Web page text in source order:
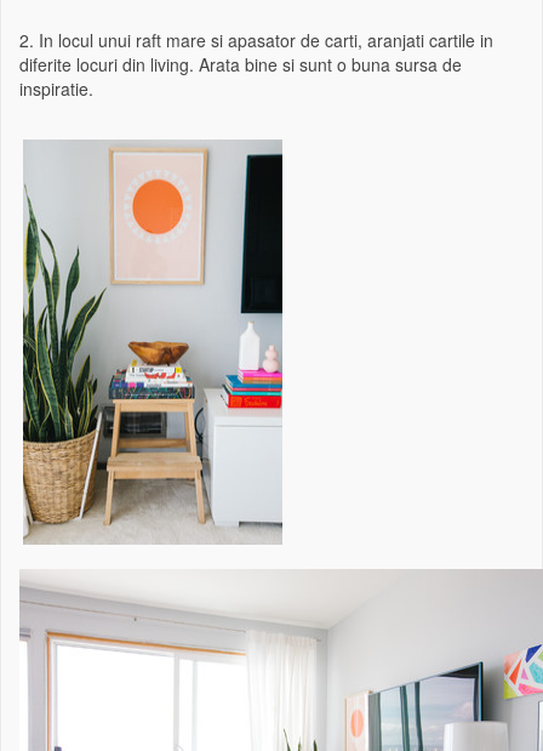
2. In locul unui raft mare si apasator de carti, aranjati cartile in
diferite locuri din living. Arata bine si sunt o buna sursa de
inspiratie.